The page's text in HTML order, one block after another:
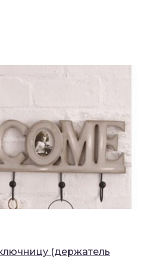
(держатель